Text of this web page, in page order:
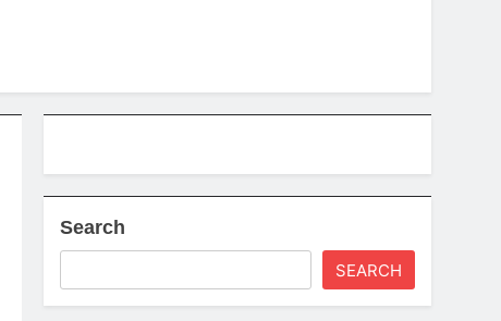
Search
SEARCH